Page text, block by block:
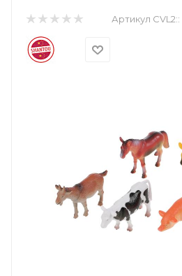
Артикул CVL2::